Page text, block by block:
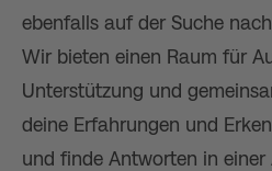
ebenfalls auf der Suche
Wir bieten einen Raum für
Unterstützung und
deine Erfahrungen und
und finde Antworten in einer